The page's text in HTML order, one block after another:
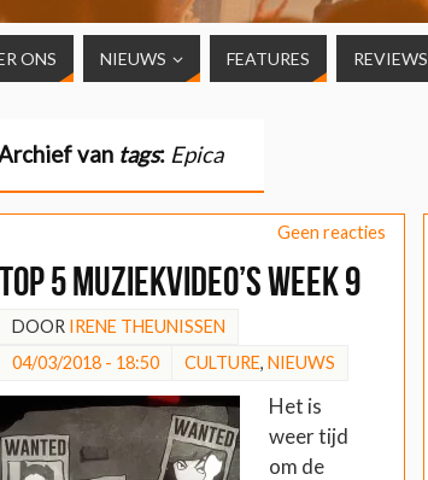
ONS NIEUWS FEATURES REVIEWS
van tags: Epica
Geen reacties
Top 5 muziekvideo’s week 9
DOOR IRENE THEUNISSEN
04/03/2018 - 18:50
CULTURE, NIEUWS
Het is
weer tijd
om de